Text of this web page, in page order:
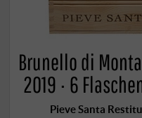
Brunello di
2019 · 6
Pieve Santa